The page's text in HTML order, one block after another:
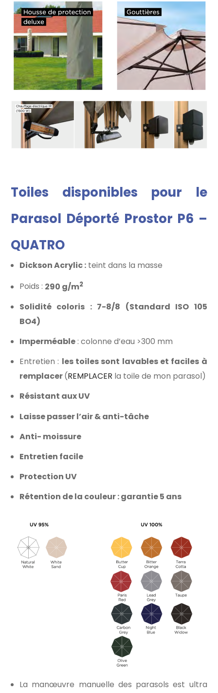
Toiles disponibles pour le
Parasol Déporté Prostor P6 –
QUATRO
Dickson Acrylic : teint dans la masse
Poids : 290 g/m2
Solidité coloris : 7-8/8 (Standard ISO 105
BO4)
Imperméable: colonne d’eau >300 mm
Entretien : les toiles sont lavables et faciles à
remplacer(REMPLACER la toile de mon parasol)
Résistant aux UV
Laisse passer l’air & anti-tâche
Anti- moissure
Entretien facile
Protection UV
Rétention de la couleur : garantie 5 ans
La manœuvre manuelle des parasols est ultra